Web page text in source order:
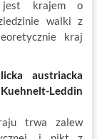
jest krajem o
walki z
kraj
austriacka
Leddin
trwa zalew